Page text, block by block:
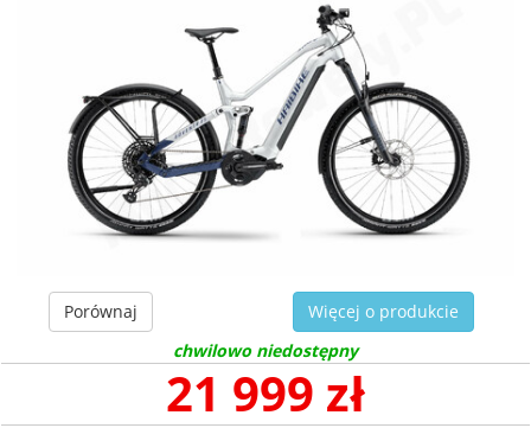
Porównaj
Więcej o produkcie
chwilowo niedostępny
21 999 zł